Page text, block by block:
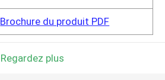
Brochure du produit PDF
Regardez plus